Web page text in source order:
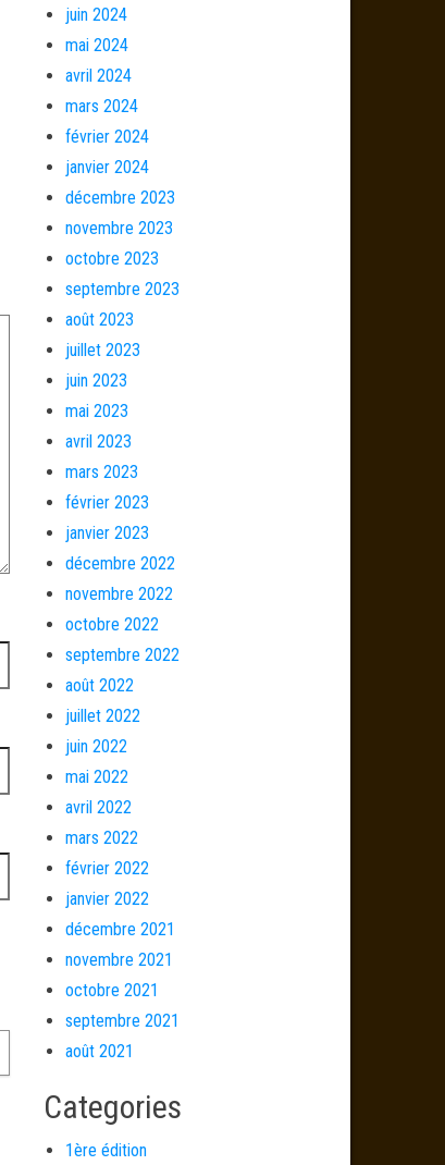
juin 2024
mai 2024
avril 2024
mars 2024
février 2024
janvier 2024
décembre 2023
novembre 2023
octobre 2023
septembre 2023
août 2023
juillet 2023
juin 2023
mai 2023
avril 2023
mars 2023
février 2023
janvier 2023
décembre 2022
novembre 2022
octobre 2022
septembre 2022
août 2022
juillet 2022
juin 2022
mai 2022
avril 2022
mars 2022
février 2022
janvier 2022
décembre 2021
novembre 2021
octobre 2021
septembre 2021
août 2021
Categories
1ère édition